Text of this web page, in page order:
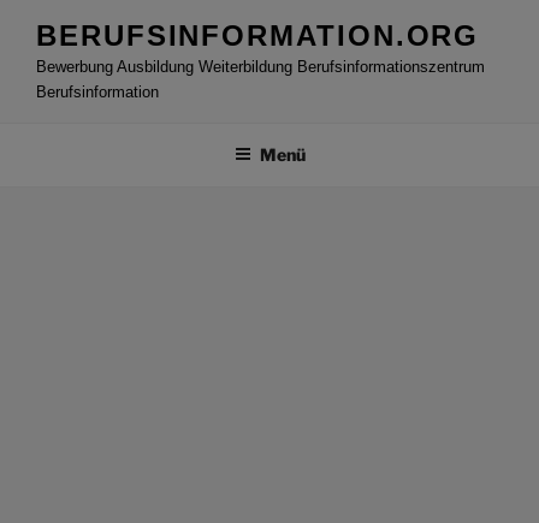
Inhalt
springen
BERUFSINFORMATION.ORG
Bewerbung Ausbildung Weiterbildung Berufsinformationszentrum
Berufsinformation
Menü